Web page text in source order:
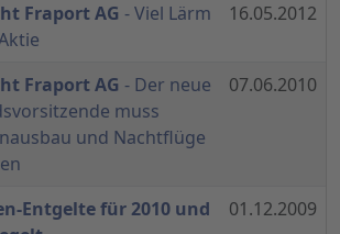
Fraport AG - Viel Lärm
16.05.2012
Fraport AG - Der neue
muss
und Nachtflüge
07.06.2010
Entgelte für 2010 und
01.12.2009